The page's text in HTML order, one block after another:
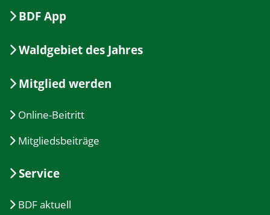
BDF App
Waldgebiet des Jahres
Mitglied werden
Online-Beitritt
Mitgliedsbeiträge
Service
BDF aktuell